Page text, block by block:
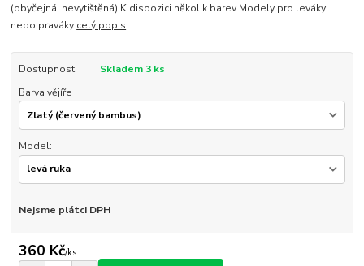
(obyčejná, nevytištěná) K dispozici několik barev Modely pro leváky
nebo praváky celý popis
Dostupnost
Skladem 3 ks
Barva vějíře
Model:
Nejsme plátci DPH
360 Kč/ks